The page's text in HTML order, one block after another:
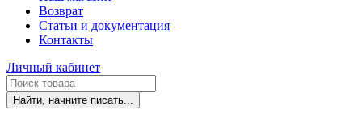
Возврат
Статьи и документация
Контакты
Личный кабинет
Найти, начните писать...